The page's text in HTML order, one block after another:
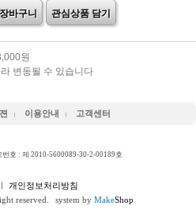
장바구니 관심상품 담기
원
변동될 수 있습니다
이용안내 고객센터
호 : 제 2010-5600089-30-2-00189호
개인정보처리방침
reserved.
system by MakeShop